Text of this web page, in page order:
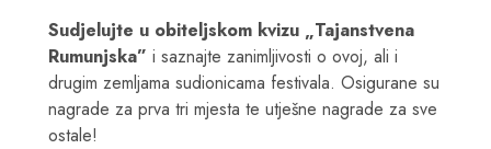
Sudjelujte u obiteljskom kvizu „Tajanstvena
Rumunjska” i saznajte zanimljivosti o ovoj, ali i
drugim zemljama sudionicama festivala. Osigurane su
nagrade za prva tri mjesta te utješne nagrade za sve
ostale!